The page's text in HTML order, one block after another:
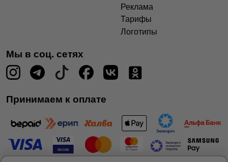
Реклама
Тарифы
Логотипы
Мы в соц. сетях
Принимаем к оплате